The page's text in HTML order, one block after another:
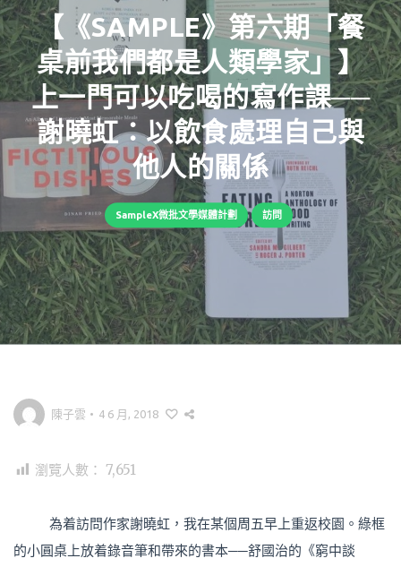
【《SAMPLE》第六期「餐
桌前我們都是人類學家」】
上一門可以吃喝的寫作課──
謝曉虹：以飲食處理自己與
他人的關係
SampleX微批文學媒體計劃 訪問
陳子雲 • 4 6 月, 2018
瀏覽人數： 7,651
為着訪問作家謝曉虹，我在某個周五早上重返校園。綠框
的小圓桌上放着錄音筆和帶來的書本──舒國治的《窮中談